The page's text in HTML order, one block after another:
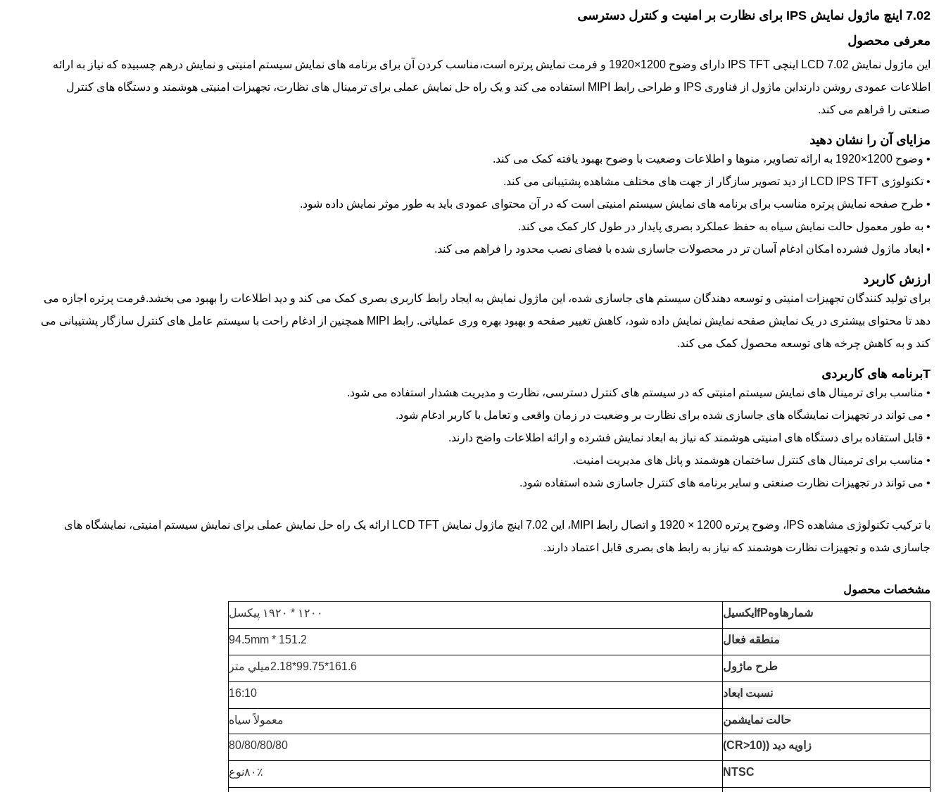
7.02 اینچ ماژول نمایش IPS برای نظارت بر امنیت و کنترل دسترسی
معرفی محصول
این ماژول نمایش LCD 7.02 اینچی IPS TFT دارای وضوح 1200×1920 و فرمت نمایش پرتره است،مناسب کردن آن برای برنامه های نمایش سیستم امنیتی و نمایش درهم چسبیده که نیاز به ارائه
اطلاعات عمودی روشن دارنداین ماژول از فناوری IPS و طراحی رابط MIPI استفاده می کند و یک راه حل نمایش عملی برای ترمینال های نظارت، تجهیزات امنیتی هوشمند و دستگاه های کنترل
صنعتی را فراهم می کند.
مزایای آن را نشان دهید
• وضوح 1200×1920 به ارائه تصاویر، منوها و اطلاعات وضعیت با وضوح بهبود یافته کمک می کند.
• تکنولوژی LCD IPS TFT از دید تصویر سازگار از جهت های مختلف مشاهده پشتیبانی می کند.
• طرح صفحه نمایش پرتره مناسب برای برنامه های نمایش سیستم امنیتی است که در آن محتوای عمودی باید به طور موثر نمایش داده شود.
• به طور معمول حالت نمایش سیاه به حفظ عملکرد بصری پایدار در طول کار کمک می کند.
• ابعاد ماژول فشرده امکان ادغام آسان تر در محصولات جاسازی شده با فضای نصب محدود را فراهم می کند.
ارزش کاربرد
برای تولید کنندگان تجهیزات امنیتی و توسعه دهندگان سیستم های جاسازی شده، این ماژول نمایش به ایجاد رابط کاربری بصری کمک می کند و دید اطلاعات را بهبود می بخشد.فرمت پرتره اجازه می
دهد تا محتوای بیشتری در یک نمایش صفحه نمایش نمایش داده شود، کاهش تغییر صفحه و بهبود بهره وری عملیاتی. رابط MIPI همچنین از ادغام راحت با سیستم عامل های کنترل سازگار پشتیبانی می
کند و به کاهش چرخه های توسعه محصول کمک می کند.
Tبرنامه های کاربردی
• مناسب برای ترمینال های نمایش سیستم امنیتی که در سیستم های کنترل دسترسی، نظارت و مدیریت هشدار استفاده می شود.
• می تواند در تجهیزات نمایشگاه های جاسازی شده برای نظارت بر وضعیت در زمان واقعی و تعامل با کاربر ادغام شود.
• قابل استفاده برای دستگاه های امنیتی هوشمند که نیاز به ابعاد نمایش فشرده و ارائه اطلاعات واضح دارند.
• مناسب برای ترمینال های کنترل ساختمان هوشمند و پانل های مدیریت امنیت.
• می تواند در تجهیزات نظارت صنعتی و سایر برنامه های کنترل جاسازی شده استفاده شود.
با ترکیب تکنولوژی مشاهده IPS، وضوح پرتره 1200 × 1920 و اتصال رابط MIPI، این 7.02 اینچ ماژول نمایش LCD TFT ارائه یک راه حل نمایش عملی برای نمایش سیستم امنیتی، نمایشگاه های
جاسازی شده و تجهیزات نظارت هوشمند که نیاز به رابط های بصری قابل اعتماد دارند.
مشخصات محصول
شمارهاوه fP ايكسيل ۱۲۰۰ * ۱۹۲۰ پیکسل
منطقه فعال 151.2 * 94.5mm
طرح ماژول 161.6*99.75*2.18ميلي متر
نسبت ابعاد 16:10
حالت نمایشمن معمولاً سياه
زاویه دید ((CR>10) 80/80/80/80
NTSC ۸۰٪نوع